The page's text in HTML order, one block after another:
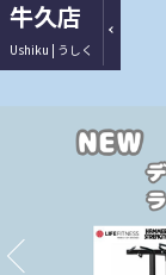
牛久店
Ushiku | うしく